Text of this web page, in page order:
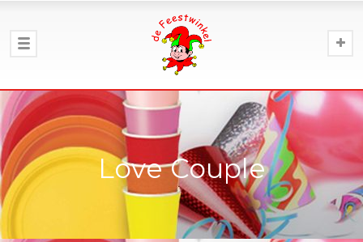
Love Couple